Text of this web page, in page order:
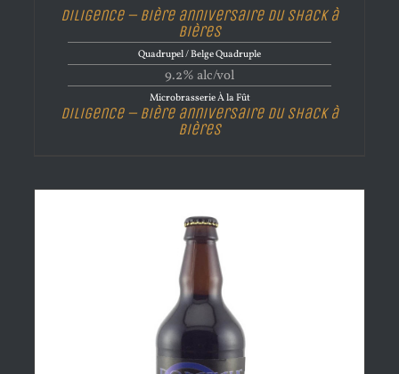
Diligence – Bière anniversaire du Shack à
Bières
Quadrupel / Belge Quadruple
9.2% alc/vol
Microbrasserie À la Fût
Diligence – Bière anniversaire du Shack à
Bières